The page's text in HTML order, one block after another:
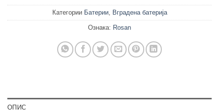
Категории Батерии, Вградена батерија
Ознака: Rosan
ОПИС